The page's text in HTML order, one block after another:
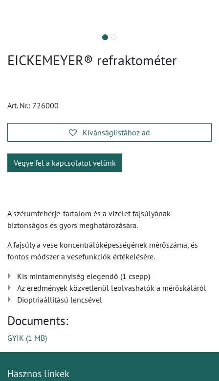
EICKEMEYER® refraktométer
Art. Nr.: 726000
Kívánságlistához ad
Vegye fel a kapcsolatot velünk
A szérumfehérje-tartalom és a vizelet fajsúlyának
biztonságos és gyors meghatározására.
A fajsúly a vese koncentrálóképességének mérőszáma, és
fontos módszer a vesefunkciók értékelésére.
Kis mintamennyiség elegendő (1 csepp)
Az eredmények közvetlenül leolvashatók a mérőskáláról
Dioptriaállítású lencsével
Documents:
GYIK (1 MB)
Hasznos linkek